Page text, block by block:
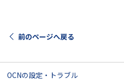
前のページへ戻る
OCNの設定・トラブル